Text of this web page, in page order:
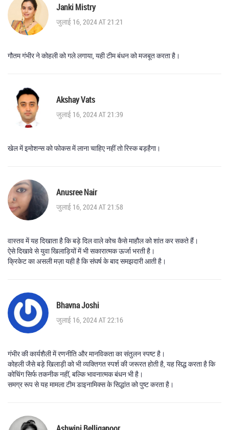
Janki Mistry
जुलाई 16, 2024 AT 21:21
गौतम गंभीर ने कोहली को गले लगाया, यही टीम बंधन को मजबूत करता है।
Akshay Vats
जुलाई 16, 2024 AT 21:39
खेल में इमोशन्स को फोकस में लाना चाहिए नहीं तो रिस्क बड़हैगा।
Anusree Nair
जुलाई 16, 2024 AT 21:58
वास्तव में यह दिखाता है कि बड़े दिल वाले कोच कैसे माहौल को शांत कर सकते हैं।
ऐसे दिखावे से युवा खिलाड़ियों में भी सकारात्मक ऊर्जा भरती है।
क्रिकेट का असली मज़ा यही है कि संघर्ष के बाद समझदारी आती है।
Bhavna Joshi
जुलाई 16, 2024 AT 22:16
गंभीर की कार्यशैली में रणनीति और मानविकता का संतुलन स्पष्ट है।
कोहली जैसे बड़े खिलाड़ी को भी व्यक्तिगत स्पर्श की जरूरत होती है, यह सिद्ध करता है कि
कोचिंग सिर्फ तकनीक नहीं, बल्कि भावनात्मक बंधन भी है।
समग्र रूप से यह मामला टीम डाइनामिक्स के सिद्धांत को पुष्ट करता है।